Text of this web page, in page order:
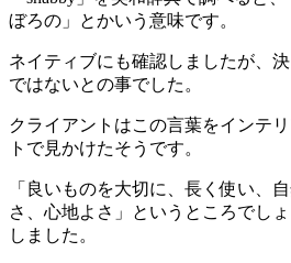
ぼろの」とかいう意味です。
ネイティブにも確認しましたが、
ではないとの事でした。
クライアントはこの言葉をインテ
トで見かけたそうです。
「良いものを大切に、長く使い、
さ、心地よさ」というところでし
しました。